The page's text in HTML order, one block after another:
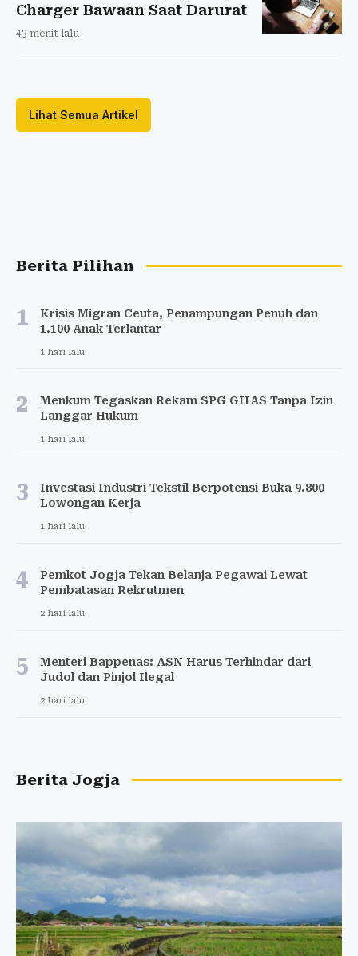
Charger Bawaan Saat Darurat
43 menit lalu
Lihat Semua Artikel
Berita Pilihan
1
Krisis Migran Ceuta, Penampungan Penuh dan
1.100 Anak Terlantar
1 hari lalu
2
Menkum Tegaskan Rekam SPG GIIAS Tanpa Izin
Langgar Hukum
1 hari lalu
3
Investasi Industri Tekstil Berpotensi Buka 9.800
Lowongan Kerja
1 hari lalu
4
Pemkot Jogja Tekan Belanja Pegawai Lewat
Pembatasan Rekrutmen
2 hari lalu
5
Menteri Bappenas: ASN Harus Terhindar dari
Judol dan Pinjol Ilegal
2 hari lalu
Berita Jogja